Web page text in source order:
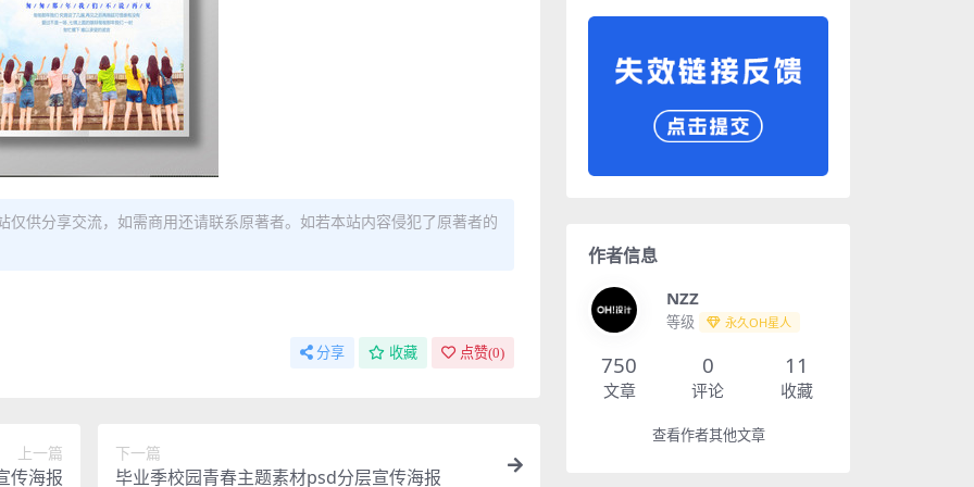
供分享交流，如需商用还请联系原著者。如若本站内容侵犯了原著者的
分享 收藏 点赞(0)
上一篇
传海报
下一篇
毕业季校园青春主题素材psd分层宣传海报
作者信息
NZZ
等级 永久OH星人
750
文章
0
评论
11
收藏
查看作者其他文章